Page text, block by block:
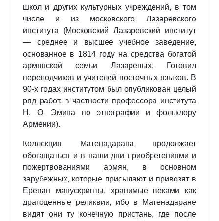
школ и других культурных учреждений, в том
числе и из московского Лазаревского
института (Московский Лазаревский институт
— среднее и высшее учебное заведение,
основанное в 1814 году на средства богатой
армянской семьи Лазаревых. Готовил
переводчиков и учителей восточных языков. В
90‐х годах институтом был опубликован целый
ряд работ, в частности профессора института
Н. О. Эмина по этнографии и фольклору
Армении).
Коллекция Матенадарана продолжает
обогащаться и в наши дни приобретениями и
пожертвованиями армян, в основном
зарубежных, которые присылают и привозят в
Ереван манускрипты, хранимые веками как
драгоценные реликвии, ибо в Матенадаране
видят они ту конечную пристань, где после